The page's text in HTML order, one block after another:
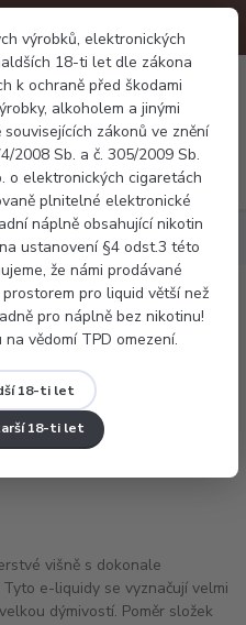
výrobků, elektronických
18-ti let dle zákona
k ochraně před škodami
alkoholem a jinými
zákonů ve znění
2008 Sb. a č. 305/2009 Sb.
o elektronických cigaretách
plnitelné elektronické
náplně obsahující nikotin
ustanovení §4 odst.3 této
že námi prodávané
pro liquid větší než
pro náplně bez nikotinu!
vědomí TPD omezení.
18-ti let
18-ti let
Menu
0 Kč
10ml
10ml
višně s dokonale
e-liquidy se vyznačují velmi
dýmivostí. Poměr složek